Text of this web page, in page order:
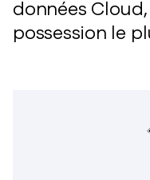
données
possession le